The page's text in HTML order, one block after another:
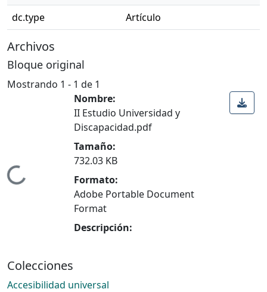
dc.type
Artículo
Archivos
Bloque original
Mostrando 1 - 1 de 1
Cargando...
Nombre:
II Estudio Universidad y
Discapacidad.pdf
Tamaño:
732.03 KB
Formato:
Adobe Portable Document
Format
Descripción:
Colecciones
Accesibilidad universal